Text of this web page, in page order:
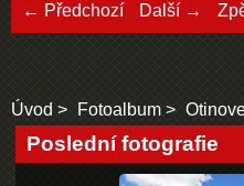
← Předchozí Další →
Úvod Fotoalbum
Poslední fotografie